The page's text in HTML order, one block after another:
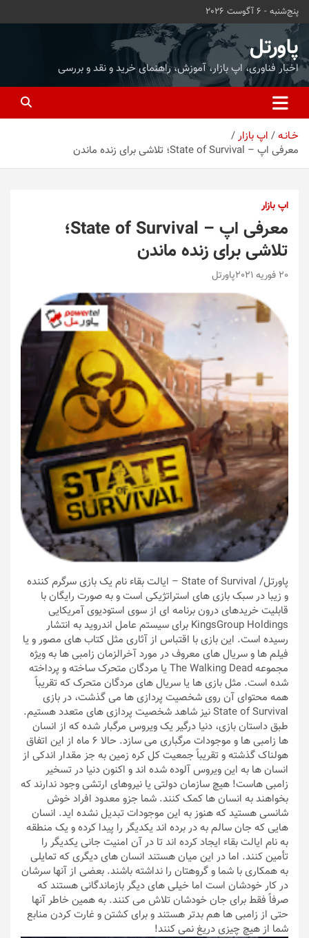
محتوا
بروید
پنج‌شنبه - 6 آگوست 2026
پاورتل
اخبار فناوری، اپ بازار، آموزش، راهنمای خرید و نقد و بررسی
خـانـه
اپ بازار
معرفی اپ – State of Survival؛ تلاشی برای زنده ماندن
اپ بازار
معرفی اپ – State of Survival؛
تلاشی برای زنده ماندن
20 فوریه 2021 پاورتل
پاورتل
/ State of Survival – ایالت بقاء نام یک بازی سرگرم کننده
و زیبا در سبک بازی های استراتژیکی است و به صورت رایگان با
قابلیت خریدهای درون برنامه ای از سوی استودیوی آمریکایی
KingsGroup Holdings برای سیستم عامل اندروید به انتشار
رسیده است. این بازی با اقتباس از آثاری مثل کتاب های مصور و یا
فیلم ها و سریال های معروف در مورد آخرالزمان زامبی ها به ویژه
مجموعه The Walking Dead یا مردگان متحرک ساخته و پرداخته
شده است. مثل بازی ها یا سریال های مردگان متحرک که تقریباً
همه محتوای آن روی شخصیت پردازی ها می گذشت، در بازی
State of Survival نیز شاهد شخصیت پردازی های متعدد هستیم.
طبق داستان بازی، دنیا درگیر یک ویروس مرگبار شده که از انسان
ها زامبی ها و موجودات مرگباری می سازد. حالا 6 ماه از این اتفاق
هولناک گذشته و تقریباً جمعیت کل کره زمین به جز مقدار اندکی از
انسان ها به این ویروس آلوده شده اند و اکنون دنیا در تسخیر
زامبی هاست! هیچ سازمان دولتی یا نیروهای ارتشی وجود ندارند که
بخواهند به انسان ها کمک کنند. شما جزو معدود افراد خوش
شانسی هستید که هنوز به این موجودات تبدیل نشده اید. انسان
هایی که جان سالم به در برده اند یکدیگر را پیدا کرده و یک منطقه
به نام ایالت بقاء ایجاد کرده اند تا در آن امنیت جانی یکدیگر را
تأمین کنند. اما در این میان هستند انسان های دیگری که تمایلی
به همکاری با شما و گروهتان را نداشته باشند. بعضی از آنها سرشان
در کار خودشان است اما خیلی های دیگر بازماندگانی هستند که
صرفاً فقط برای جان خودشان تلاش می کنند. به همین خاطر آنها
حتی از زامبی ها هم بدتر هستند و برای کشتن و غارت کردن منابع
شما از هیچ چیزی دریغ نمی کنند!